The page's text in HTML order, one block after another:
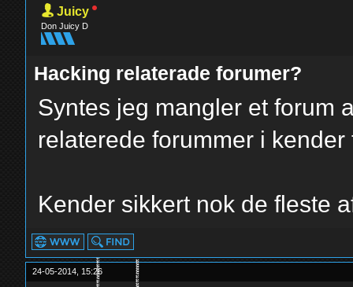
Juicy
Don Juicy D
Hacking relaterade forumer?
Syntes jeg mangler et forum
relaterede forummer i kender
Kender sikkert nok de fleste
24-05-2014, 15:26